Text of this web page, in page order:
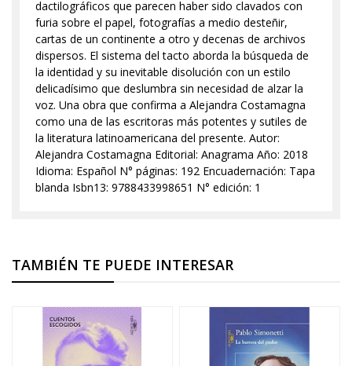
dactilográficos que parecen haber sido clavados con
furia sobre el papel, fotografías a medio desteñir,
cartas de un continente a otro y decenas de archivos
dispersos. El sistema del tacto aborda la búsqueda de
la identidad y su inevitable disolución con un estilo
delicadísimo que deslumbra sin necesidad de alzar la
voz. Una obra que confirma a Alejandra Costamagna
como una de las escritoras más potentes y sutiles de
la literatura latinoamericana del presente. Autor:
Alejandra Costamagna Editorial: Anagrama Año: 2018
Idioma: Español N° páginas: 192 Encuadernación: Tapa
blanda Isbn13: 9788433998651 N° edición: 1
TAMBIÉN TE PUEDE INTERESAR